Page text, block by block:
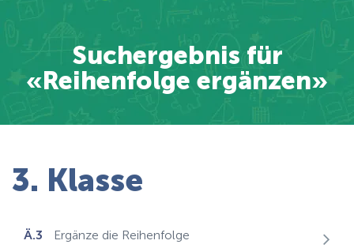
Suchergebnis für
«Reihenfolge ergänzen»
3. Klasse
Ä.3 Ergänze die Reihenfolge